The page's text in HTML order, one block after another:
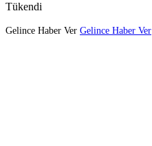
Tükendi
Gelince Haber Ver Gelince Haber Ver